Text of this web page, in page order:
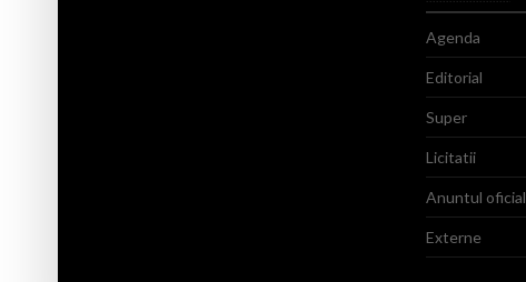
Agenda
Editorial
Super
Licitatii
Anuntul oficial
Externe